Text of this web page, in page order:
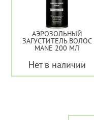
АЭРОЗОЛЬНЫЙ
ЗАГУСТИТЕЛЬ ВОЛОС
MANE 200 МЛ
Нет в наличии